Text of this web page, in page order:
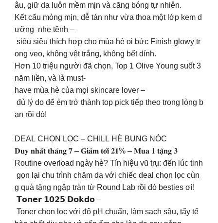
âu, giữ da luôn mềm mịn và căng bóng tự nhiên.​
Kết cấu mỏng mịn, dễ tán như vừa thoa một lớp kem d
ưỡng nhẹ tênh –
siêu siêu thích hợp cho mùa hè oi bức Finish glowy tr
ong veo, không vệt trắng, không bết dính.​
Hơn 10 triệu người đã chọn, Top 1 Olive Young suốt 3
năm liền, và là must-
have mùa hè của mọi skincare lover –
đủ lý do để ẻm trở thành top pick tiếp theo trong lòng b
ạn rồi đó! ​
DEAL CHỌN LỌC – CHILL HÈ BUNG NÓC
𝐃𝐮𝐲 𝐧𝐡𝐚̂́𝐭 𝐭𝐡𝐚́𝐧𝐠 𝟕 – 𝐆𝐢𝐚̉𝐦 𝐭𝐨̛́𝐢 𝟐𝟏% – 𝐌𝐮𝐚 𝟏 𝐭𝐚̣̆𝐧𝐠 𝟑 ​
Routine overload ngày hè? Tín hiệu vũ trụ: đến lúc tinh
gọn lại chu trình chăm da với chiếc deal chọn lọc cùn
g quà tặng ngập tràn từ Round Lab rồi đó besties ơi!​
𝗧𝗼𝗻𝗲𝗿 𝟭𝟬𝟮𝟱 𝗗𝗼𝗸𝗱𝗼 –
Toner chọn lọc với độ pH chuẩn, làm sạch sâu, tẩy tế